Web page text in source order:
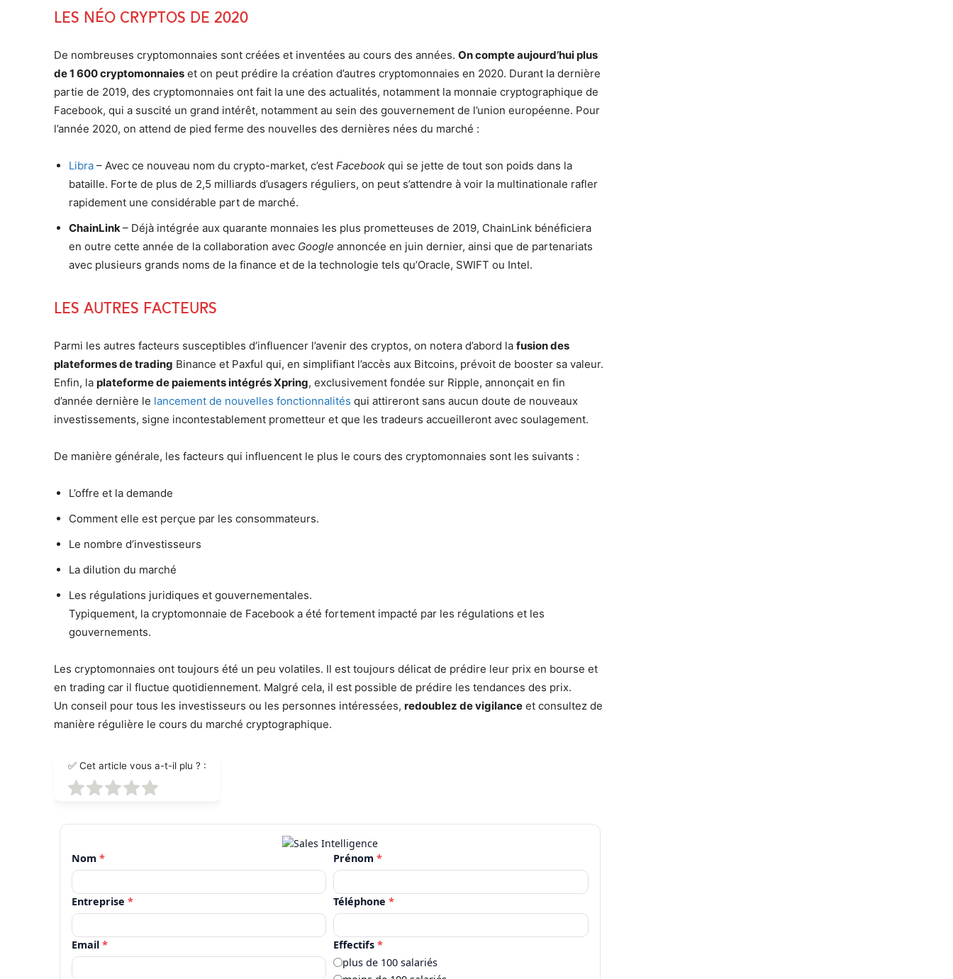
Les néo cryptos de 2020
De nombreuses cryptomonnaies sont créées et inventées au cours des années. On compte aujourd’hui plus
de 1 600 cryptomonnaies et on peut prédire la création d’autres cryptomonnaies en 2020. Durant la dernière
partie de 2019, des cryptomonnaies ont fait la une des actualités, notamment la monnaie cryptographique de
Facebook, qui a suscité un grand intérêt, notamment au sein des gouvernement de l’union européenne. Pour
l’année 2020, on attend de pied ferme des nouvelles des dernières nées du marché :
Libra – Avec ce nouveau nom du crypto-market, c’est Facebook qui se jette de tout son poids dans la
bataille. Forte de plus de 2,5 milliards d’usagers réguliers, on peut s’attendre à voir la multinationale rafler
rapidement une considérable part de marché.
ChainLink– Déjà intégrée aux quarante monnaies les plus prometteuses de 2019, ChainLink bénéficiera
en outre cette année de la collaboration avec Google annoncée en juin dernier, ainsi que de partenariats
avec plusieurs grands noms de la finance et de la technologie tels qu’Oracle, SWIFT ou Intel.
Les autres facteurs
Parmi les autres facteurs susceptibles d’influencer l’avenir des cryptos, on notera d’abord la fusion des
plateformes de trading Binance et Paxful qui, en simplifiant l’accès aux Bitcoins, prévoit de booster sa valeur.
Enfin, la plateforme de paiements intégrés Xpring, exclusivement fondée sur Ripple, annonçait en fin
d’année dernière le lancement de nouvelles fonctionnalités qui attireront sans aucun doute de nouveaux
investissements, signe incontestablement prometteur et que les tradeurs accueilleront avec soulagement.
De manière générale, les facteurs qui influencent le plus le cours des cryptomonnaies sont les suivants :
L’offre et la demande
Comment elle est perçue par les consommateurs.
Le nombre d’investisseurs
La dilution du marché
Les régulations juridiques et gouvernementales.
Typiquement, la cryptomonnaie de Facebook a été fortement impacté par les régulations et les
gouvernements.
Les cryptomonnaies ont toujours été un peu volatiles. Il est toujours délicat de prédire leur prix en bourse et
en trading car il fluctue quotidiennement. Malgré cela, il est possible de prédire les tendances des prix.
Un conseil pour tous les investisseurs ou les personnes intéressées, redoublez de vigilance et consultez de
manière régulière le cours du marché cryptographique.
✅ Cet article vous a-t-il plu ? :
Nom * Prénom *
Entreprise * Téléphone *
Email * Effectifs *
plus de 100 salariés